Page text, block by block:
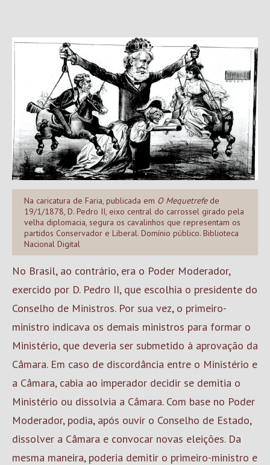
Na caricatura de Faria, publicada em O Mequetrefede
19/1/1878, D. Pedro II, eixo central do carrossel girado pela
velha diplomacia, segura os cavalinhos que representam os
partidos Conservador e Liberal. Domínio público. Biblioteca
Nacional Digital
No Brasil, ao contrário, era o Poder Moderador,
exercido por D. Pedro II, que escolhia o presidente do
Conselho de Ministros. Por sua vez, o primeiro-
ministro indicava os demais ministros para formar o
Ministério, que deveria ser submetido à aprovação da
Câmara. Em caso de discordância entre o Ministério e
a Câmara, cabia ao imperador decidir se demitia o
Ministério ou dissolvia a Câmara. Com base no Poder
Moderador, podia, após ouvir o Conselho de Estado,
dissolver a Câmara e convocar novas eleições. Da
mesma maneira, poderia demitir o primeiro-ministro e